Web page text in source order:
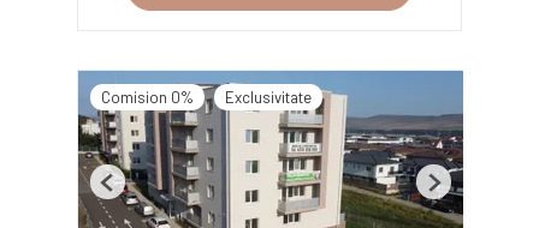
Comision 0% Exclusivitate
Previous Next